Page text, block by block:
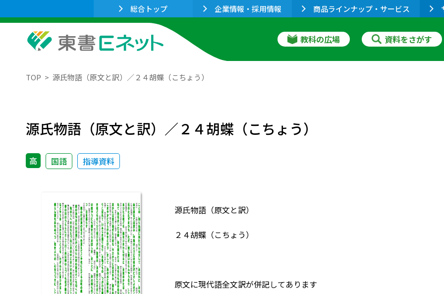
総合トップ 企業情報・採用情報 商品ラインナップ・サービス
教科の広場 資料をさがす
TOP 源氏物語（原文と訳）／２４胡蝶（こちょう）
源氏物語（原文と訳）／２４胡蝶（こちょう）
高 国語 指導資料
源氏物語（原文と訳）
２４胡蝶（こちょう）
原文に現代語全文訳が併記してあります